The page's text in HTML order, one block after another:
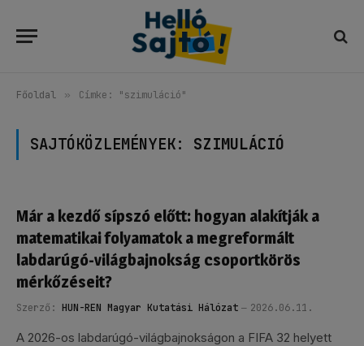
Főoldal » Címke: "szimuláció"
SAJTÓKÖZLEMÉNYEK: SZIMULÁCIÓ
Már a kezdő sípszó előtt: hogyan alakítják a
matematikai folyamatok a megreformált
labdarúgó-világbajnokság csoportkörös
mérkőzéseit?
Szerző: HUN-REN Magyar Kutatási Hálózat 2026.06.11.
A 2026-os labdarúgó-világbajnokságon a FIFA 32 helyett